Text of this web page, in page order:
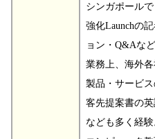
シンガポール
強化Launchの
ョン・Q&Aな
業務上、海外
製品・サービス
客先提案書の英
なども多く経